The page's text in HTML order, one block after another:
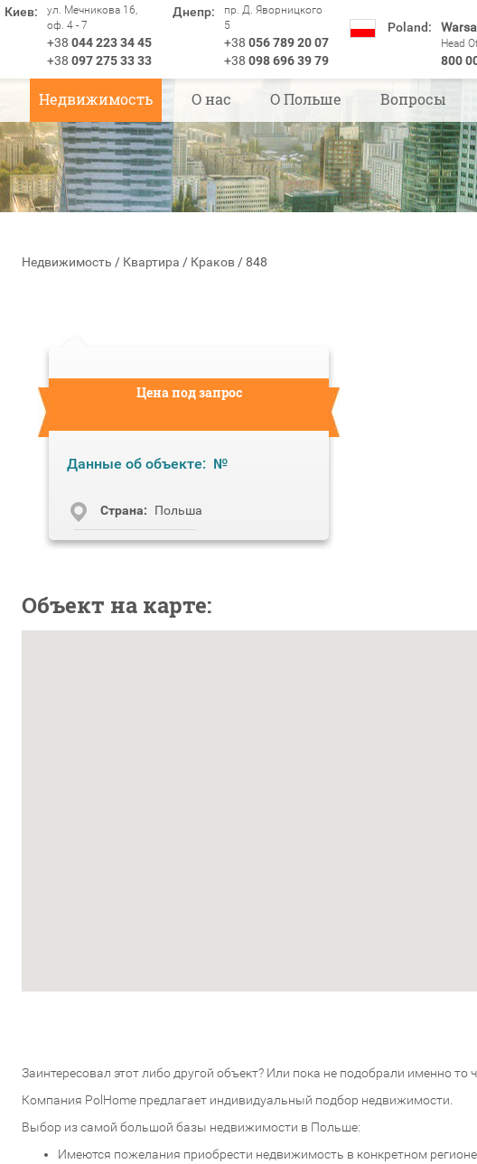
Киев:
ул. Мечникова 16,
оф. 4 - 7
+38 044 223 34 45
+38 097 275 33 33
Днепр:
пр. Д. Яворницкого
5
+38 056 789 20 07
+38 098 696 39 79
Poland:
Head
800
Недвижимость О нас О Польше Вопросы
Недвижимость / Квартира / Краков /848
Цена под запрос
Данные об объекте: №
Cтрана: Польша
Объект на карте:
Заинтересовал этот либо другой объект? Или пока не подобрали именно то
Компания PolHome предлагает индивидуальный подбор недвижимости.
Выбор из самой большой базы недвижимости в Польше:
Имеются пожелания приобрести недвижимость в конкретном